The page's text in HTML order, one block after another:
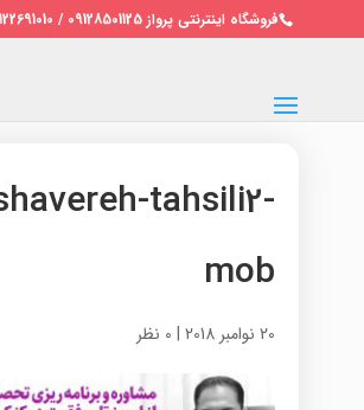
فروشگاه اینترنتی پرواز 09128501125 / 02122691010
tahsili2-
mob
20 نوامبر 2018 | 0 نظر